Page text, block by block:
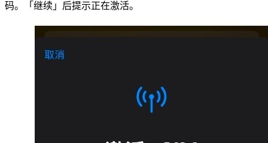
码。「继续」后提示正在激活。